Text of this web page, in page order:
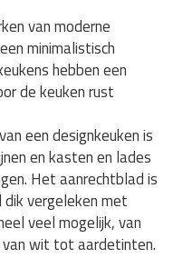
van moderne
minimalistisch
hebben een
de keuken rust
een designkeuken is
en kasten en lades
Het aanrechtblad is
vergeleken met
veel mogelijk, van
wit tot aardetinten.